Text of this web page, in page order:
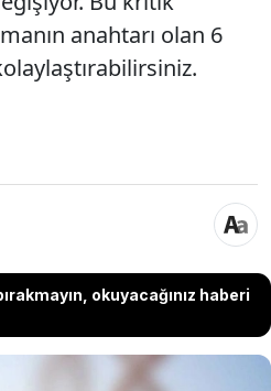
anahtarı olan 6
okuyacağınız haberi